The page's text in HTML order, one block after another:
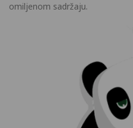
omiljenom sadržaju.